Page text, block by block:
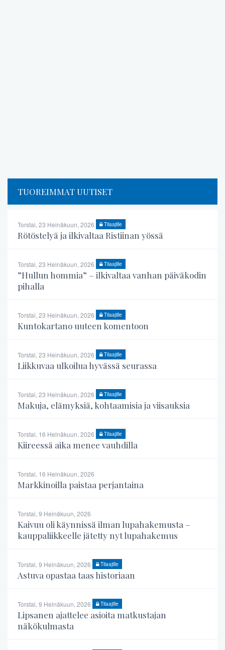
TUOREIMMAT UUTISET
Torstai, 23 Heinäkuun, 2026 Tilaajille
Rötöstelyä ja ilkivaltaa Ristiinan yössä
Torstai, 23 Heinäkuun, 2026 Tilaajille
”Hullun hommia” – ilkivaltaa vanhan päiväkodin
pihalla
Torstai, 23 Heinäkuun, 2026 Tilaajille
Kuntokartano uuteen komentoon
Torstai, 23 Heinäkuun, 2026 Tilaajille
Liikkuvaa ulkoilua hyvässä seurassa
Torstai, 23 Heinäkuun, 2026 Tilaajille
Makuja, elämyksiä, kohtaamisia ja viisauksia
Torstai, 16 Heinäkuun, 2026 Tilaajille
Kiireessä aika menee vauhdilla
Torstai, 16 Heinäkuun, 2026
Markkinoilla paistaa perjantaina
Torstai, 9 Heinäkuun, 2026
Kaivuu oli käynnissä ilman lupahakemusta –
kauppaliikkeelle jätetty nyt lupahakemus
Torstai, 9 Heinäkuun, 2026 Tilaajille
Astuva opastaa taas historiaan
Torstai, 9 Heinäkuun, 2026 Tilaajille
Lipsanen ajattelee asioita matkustajan
näkökulmasta